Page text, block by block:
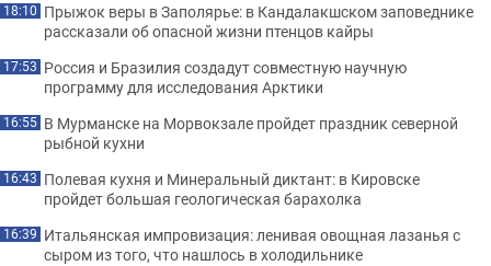
18:10 Прыжок веры в Заполярье: в Кандалакшском заповеднике
рассказали об опасной жизни птенцов кайры
17:53 Россия и Бразилия создадут совместную научную
программу для исследования Арктики
16:55 В Мурманске на Морвокзале пройдет праздник северной
рыбной кухни
16:43 Полевая кухня и Минеральный диктант: в Кировске
пройдет большая геологическая барахолка
16:39 Итальянская импровизация: ленивая овощная лазанья с
сыром из того, что нашлось в холодильнике